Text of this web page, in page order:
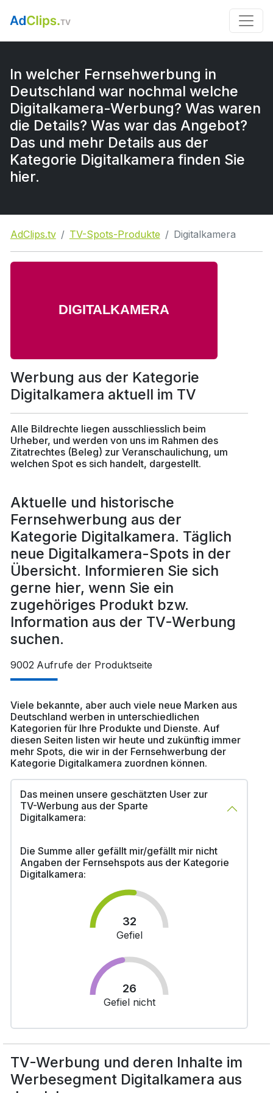
In welcher Fernsehwerbung in
Deutschland war nochmal welche
Digitalkamera-Werbung? Was waren
die Details? Was war das Angebot?
Das und mehr Details aus der
Kategorie Digitalkamera finden Sie
hier.
AdClips.tv TV-Spots-Produkte Digitalkamera
Werbung aus der Kategorie
Digitalkamera aktuell im TV
Alle Bildrechte liegen ausschliesslich beim
Urheber, und werden von uns im Rahmen des
Zitatrechtes (Beleg) zur Veranschaulichung, um
welchen Spot es sich handelt, dargestellt.
Aktuelle und historische
Fernsehwerbung aus der
Kategorie Digitalkamera. Täglich
neue Digitalkamera-Spots in der
Übersicht. Informieren Sie sich
gerne hier, wenn Sie ein
zugehöriges Produkt bzw.
Information aus der TV-Werbung
suchen.
9002 Aufrufe der Produktseite
Viele bekannte, aber auch viele neue Marken aus
Deutschland werben in unterschiedlichen
Kategorien für Ihre Produkte und Dienste. Auf
diesen Seiten listen wir heute und zukünftig immer
mehr Spots, die wir in der Fernsehwerbung der
Kategorie Digitalkamera zuordnen können.
Das meinen unsere geschätzten User zur
TV-Werbung aus der Sparte
Digitalkamera:
Die Summe aller gefällt mir/gefällt mir nicht
Angaben der Fernsehspots aus der Kategorie
Digitalkamera:
32
Gefiel
26
Gefiel nicht
TV-Werbung und deren Inhalte im
Werbesegment Digitalkamera aus